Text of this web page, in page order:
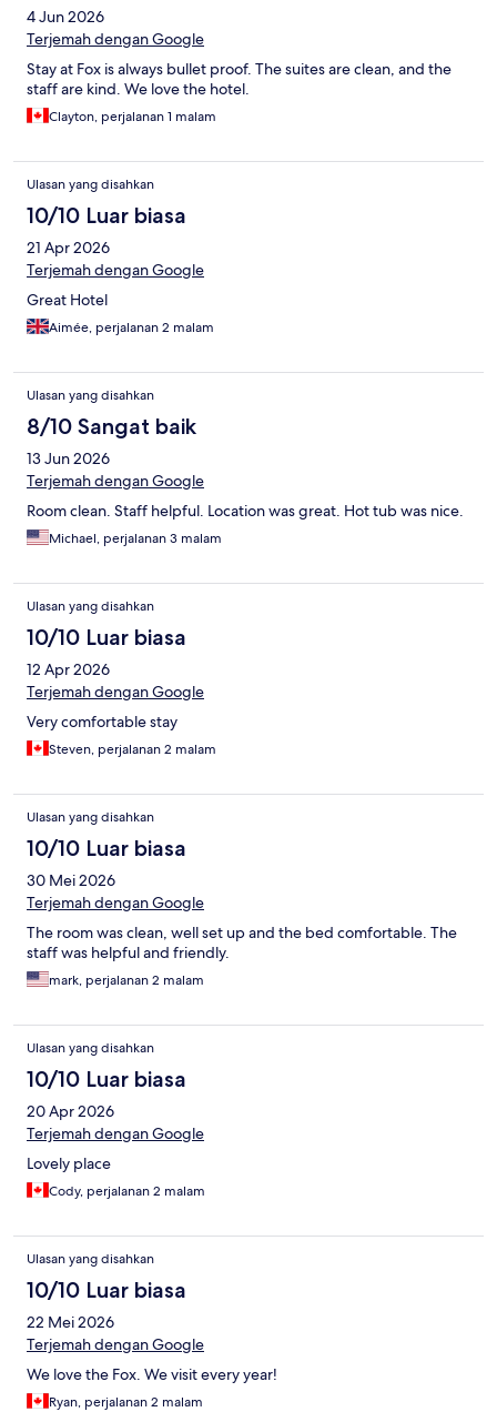
4 Jun 2026
Terjemah dengan Google
Stay at Fox is always bullet proof. The suites are clean, and the
staff are kind. We love the hotel.
Clayton, perjalanan 1 malam
Ulasan yang disahkan
10/10 Luar biasa
21 Apr 2026
Terjemah dengan Google
Great Hotel
Aimée, perjalanan 2 malam
Ulasan yang disahkan
8/10 Sangat baik
13 Jun 2026
Terjemah dengan Google
Room clean. Staff helpful. Location was great. Hot tub was nice.
Michael, perjalanan 3 malam
Ulasan yang disahkan
10/10 Luar biasa
12 Apr 2026
Terjemah dengan Google
Very comfortable stay
Steven, perjalanan 2 malam
Ulasan yang disahkan
10/10 Luar biasa
30 Mei 2026
Terjemah dengan Google
The room was clean, well set up and the bed comfortable. The
staff was helpful and friendly.
mark, perjalanan 2 malam
Ulasan yang disahkan
10/10 Luar biasa
20 Apr 2026
Terjemah dengan Google
Lovely place
Cody, perjalanan 2 malam
Ulasan yang disahkan
10/10 Luar biasa
22 Mei 2026
Terjemah dengan Google
We love the Fox. We visit every year!
Ryan, perjalanan 2 malam